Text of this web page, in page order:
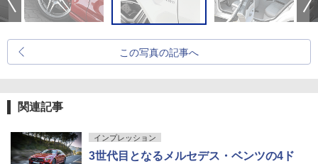
この写真の記事へ
関連記事
インプレッション
3世代目となるメルセデス・ベンツの4ド